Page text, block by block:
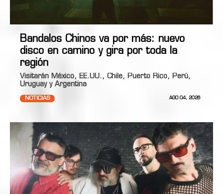
Bandalos Chinos va por más: nuevo
disco en camino y gira por toda la
región
Visitarán México, EE.UU., Chile, Puerto Rico, Perú,
Uruguay y Argentina
NOTICIAS AGO 04, 2026